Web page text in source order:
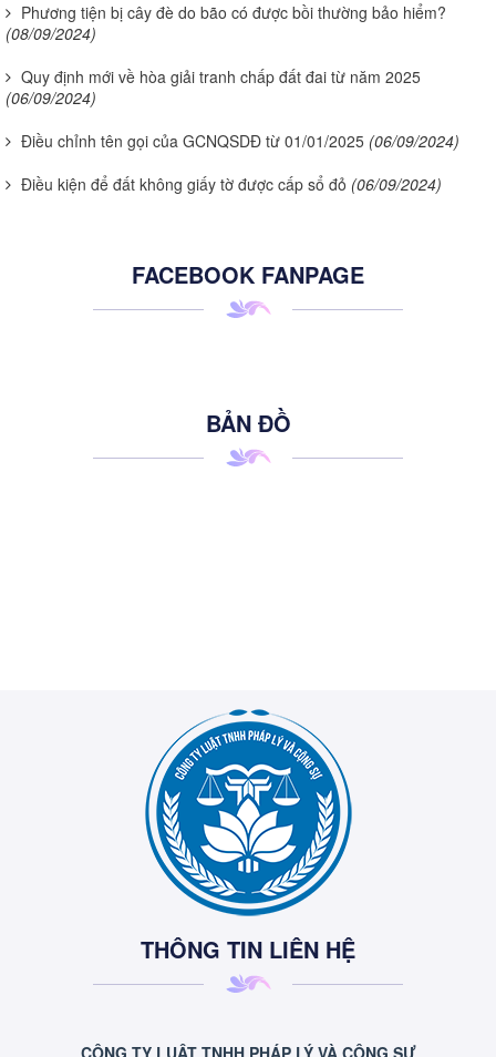
Phương tiện bị cây đè do bão có được bồi thường bảo hiểm?
(08/09/2024)
Quy định mới về hòa giải tranh chấp đất đai từ năm 2025
(06/09/2024)
Điều chỉnh tên gọi của GCNQSDĐ từ 01/01/2025 (06/09/2024)
Điều kiện để đất không giấy tờ được cấp sổ đỏ (06/09/2024)
FACEBOOK FANPAGE
BẢN ĐỒ
THÔNG TIN LIÊN HỆ
CÔNG TY LUẬT TNHH PHÁP LÝ VÀ CỘNG SỰ